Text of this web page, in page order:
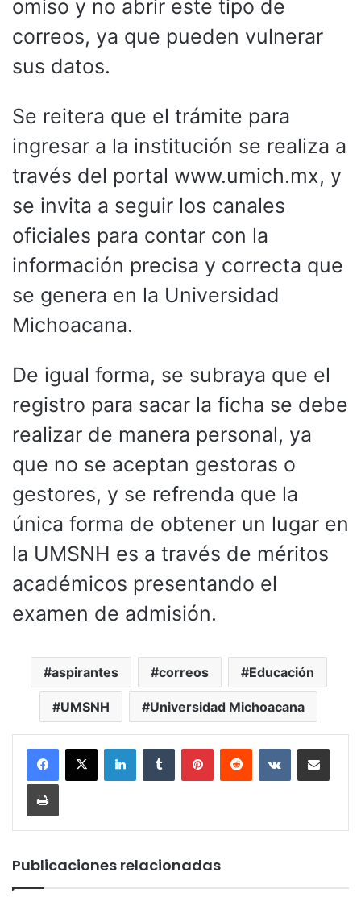
omiso y no abrir este tipo de
correos, ya que pueden vulnerar
sus datos.
Se reitera que el trámite para
ingresar a la institución se realiza a
través del portal www.umich.mx, y
se invita a seguir los canales
oficiales para contar con la
información precisa y correcta que
se genera en la Universidad
Michoacana.
De igual forma, se subraya que el
registro para sacar la ficha se debe
realizar de manera personal, ya
que no se aceptan gestoras o
gestores, y se refrenda que la
única forma de obtener un lugar en
la UMSNH es a través de méritos
académicos presentando el
examen de admisión.
aspirantes correos Educación
UMSNH Universidad Michoacana
LinkedInTumblr PinterestReddit VKontakteCompartir por
Imprimir
Publicaciones relacionadas